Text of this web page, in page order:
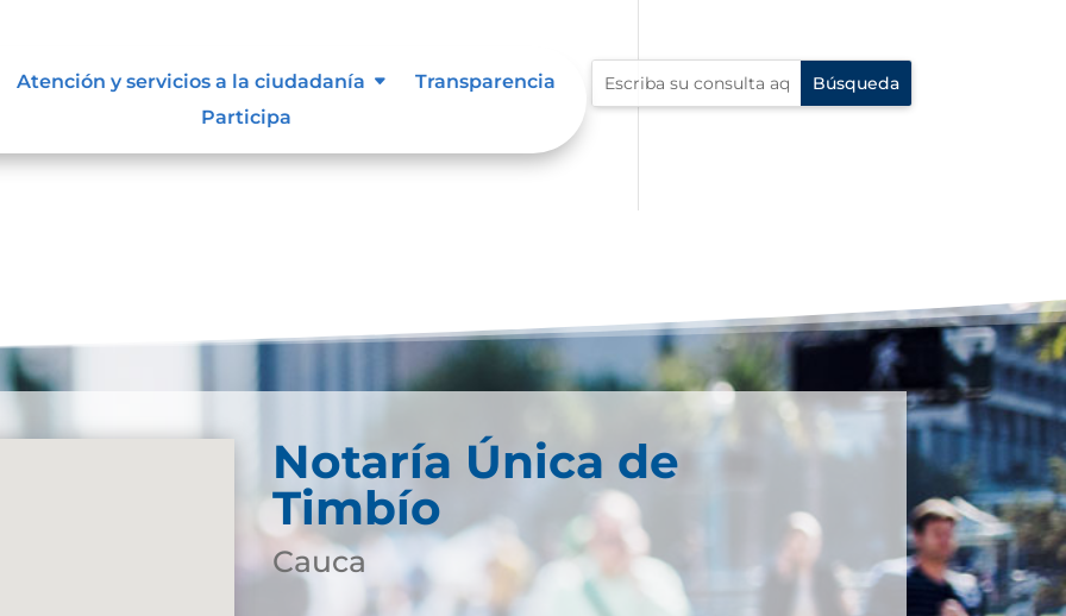
Atención y servicios a la ciudadanía
Transparencia
Participa
información
Notaría Única de
Timbío
Cauca